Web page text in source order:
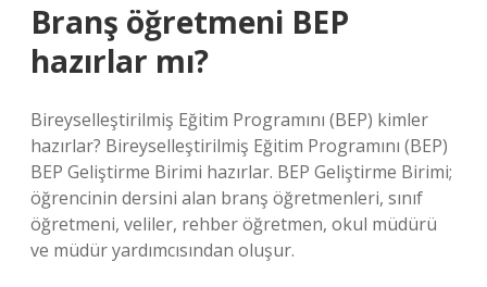
Branş öğretmeni BEP
hazırlar mı?
Bireyselleştirilmiş Eğitim Programını (BEP) kimler
hazırlar? Bireyselleştirilmiş Eğitim Programını (BEP)
BEP Geliştirme Birimi hazırlar. BEP Geliştirme Birimi;
öğrencinin dersini alan branş öğretmenleri, sınıf
öğretmeni, veliler, rehber öğretmen, okul müdürü
ve müdür yardımcısından oluşur.